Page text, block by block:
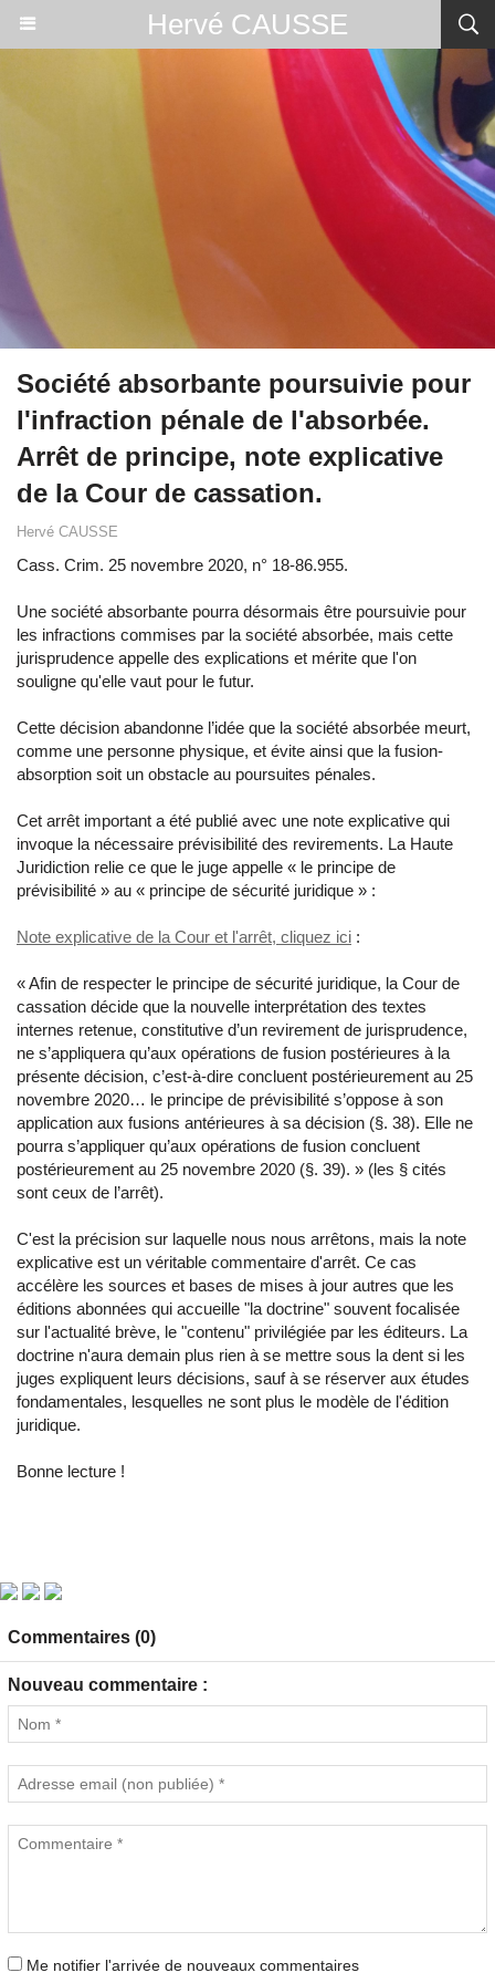
Hervé CAUSSE
Société absorbante poursuivie pour
l'infraction pénale de l'absorbée.
Arrêt de principe, note explicative
de la Cour de cassation.
Hervé CAUSSE
Cass. Crim. 25 novembre 2020, n° 18-86.955.
Une société absorbante pourra désormais être poursuivie pour
les infractions commises par la société absorbée, mais cette
jurisprudence appelle des explications et mérite que l'on
souligne qu'elle vaut pour le futur.
Cette décision abandonne l’idée que la société absorbée meurt,
comme une personne physique, et évite ainsi que la fusion-
absorption soit un obstacle au poursuites pénales.
Cet arrêt important a été publié avec une note explicative qui
invoque la nécessaire prévisibilité des revirements. La Haute
Juridiction relie ce que le juge appelle « le principe de
prévisibilité » au « principe de sécurité juridique » :
Note explicative de la Cour et l'arrêt, cliquez ici :
« Afin de respecter le principe de sécurité juridique, la Cour de
cassation décide que la nouvelle interprétation des textes
internes retenue, constitutive d’un revirement de jurisprudence,
ne s’appliquera qu’aux opérations de fusion postérieures à la
présente décision, c’est-à-dire concluent postérieurement au 25
novembre 2020… le principe de prévisibilité s’oppose à son
application aux fusions antérieures à sa décision (§. 38). Elle ne
pourra s’appliquer qu’aux opérations de fusion concluent
postérieurement au 25 novembre 2020 (§. 39). » (les § cités
sont ceux de l’arrêt).
C'est la précision sur laquelle nous nous arrêtons, mais la note
explicative est un véritable commentaire d'arrêt. Ce cas
accélère les sources et bases de mises à jour autres que les
éditions abonnées qui accueille "la doctrine" souvent focalisée
sur l'actualité brève, le "contenu" privilégiée par les éditeurs. La
doctrine n'aura demain plus rien à se mettre sous la dent si les
juges expliquent leurs décisions, sauf à se réserver aux études
fondamentales, lesquelles ne sont plus le modèle de l'édition
juridique.
Bonne lecture !
Commentaires (0)
Nouveau commentaire :
Me notifier l'arrivée de nouveaux commentaires